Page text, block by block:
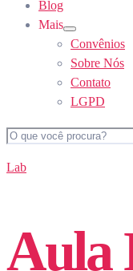
Blog
Mais
Show
sub
menu
Convênios
Sobre Nós
Contato
LGPD
Lab
Aula